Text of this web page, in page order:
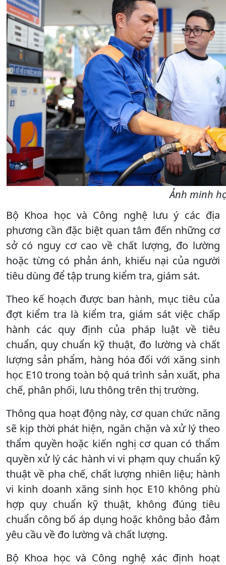
Ảnh minh
Bộ Khoa học và Công nghệ lưu ý các địa
phương cần đặc biệt quan tâm đến những cơ
sở có nguy cơ cao về chất lượng, đo lường
hoặc từng có phản ánh, khiếu nại của người
tiêu dùng để tập trung kiểm tra, giám sát.
Theo kế hoạch được ban hành, mục tiêu của
đợt kiểm tra là kiểm tra, giám sát việc chấp
hành các quy định của pháp luật về tiêu
chuẩn, quy chuẩn kỹ thuật, đo lường và chất
lượng sản phẩm, hàng hóa đối với xăng sinh
học E10 trong toàn bộ quá trình sản xuất, pha
chế, phân phối, lưu thông trên thị trường.
Thông qua hoạt động này, cơ quan chức năng
sẽ kịp thời phát hiện, ngăn chặn và xử lý theo
thẩm quyền hoặc kiến nghị cơ quan có thẩm
quyền xử lý các hành vi vi phạm quy chuẩn kỹ
thuật về pha chế, chất lượng nhiên liệu; hành
vi kinh doanh xăng sinh học E10 không phù
hợp quy chuẩn kỹ thuật, không đúng tiêu
chuẩn công bố áp dụng hoặc không bảo đảm
yêu cầu về đo lường và chất lượng.
Bộ Khoa học và Công nghệ xác định hoạt